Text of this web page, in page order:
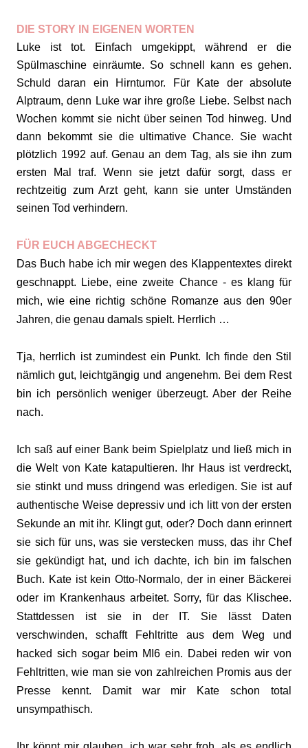
DIE STORY IN EIGENEN WORTEN
Luke ist tot. Einfach umgekippt, während er die
Spülmaschine einräumte. So schnell kann es gehen.
Schuld daran ein Hirntumor. Für Kate der absolute
Alptraum, denn Luke war ihre große Liebe. Selbst nach
Wochen kommt sie nicht über seinen Tod hinweg. Und
dann bekommt sie die ultimative Chance. Sie wacht
plötzlich 1992 auf. Genau an dem Tag, als sie ihn zum
ersten Mal traf. Wenn sie jetzt dafür sorgt, dass er
rechtzeitig zum Arzt geht, kann sie unter Umständen
seinen Tod verhindern.
FÜR EUCH ABGECHECKT
Das Buch habe ich mir wegen des Klappentextes direkt
geschnappt. Liebe, eine zweite Chance - es klang für
mich, wie eine richtig schöne Romanze aus den 90er
Jahren, die genau damals spielt. Herrlich …
Tja, herrlich ist zumindest ein Punkt. Ich finde den Stil
nämlich gut, leichtgängig und angenehm. Bei dem Rest
bin ich persönlich weniger überzeugt. Aber der Reihe
nach.
Ich saß auf einer Bank beim Spielplatz und ließ mich in
die Welt von Kate katapultieren. Ihr Haus ist verdreckt,
sie stinkt und muss dringend was erledigen. Sie ist auf
authentische Weise depressiv und ich litt von der ersten
Sekunde an mit ihr. Klingt gut, oder? Doch dann erinnert
sie sich für uns, was sie verstecken muss, das ihr Chef
sie gekündigt hat, und ich dachte, ich bin im falschen
Buch. Kate ist kein Otto-Normalo, der in einer Bäckerei
oder im Krankenhaus arbeitet. Sorry, für das Klischee.
Stattdessen ist sie in der IT. Sie lässt Daten
verschwinden, schafft Fehltritte aus dem Weg und
hacked sich sogar beim MI6 ein. Dabei reden wir von
Fehltritten, wie man sie von zahlreichen Promis aus der
Presse kennt. Damit war mir Kate schon total
unsympathisch.